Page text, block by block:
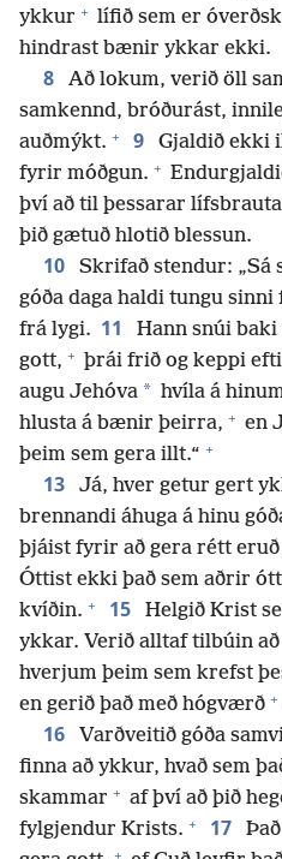
ykkur + lífið sem er
hindrast bænir ykkar ekki.
8 Að lokum, verið öll
samkennd, bróðurást,
auðmýkt. + 9 Gjaldið
fyrir móðgun. +
því að til þessarar
þið gætuð hlotið blessun.
10
Skrifað stendur: „Sá
góða daga haldi tungu
frá lygi. 11 Hann snúi
gott, + þrái frið og keppi
augu Jehóva * hvíla á
hlusta á bænir þeirra, + en
þeim sem gera illt.“ +
13
Já, hver getur gert
brennandi áhuga á hinu
þjáist fyrir að gera rétt
Óttist ekki það sem aðrir
kvíðin. + 15
Helgið Krist
ykkar. Verið alltaf tilbúin
hverjum þeim sem krefst
en gerið það með hógværð +
16 Varðveitið góða
finna að ykkur, hvað sem
skammar + af því að þið
fylgjendur Krists. + 17
+